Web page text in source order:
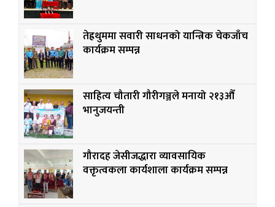
तेह्रथुममा सवारी साधनको यान्त्रिक चेकजाँच
कार्यक्रम सम्पन्न
साहित्य चौतारी गौरीगञ्जले मनायो २१३औँ
भानुजयन्ती
गौरादह जेसीजद्धारा व्यावसायिक
वक्तृत्वकला कार्यशाला कार्यक्रम सम्पन्न